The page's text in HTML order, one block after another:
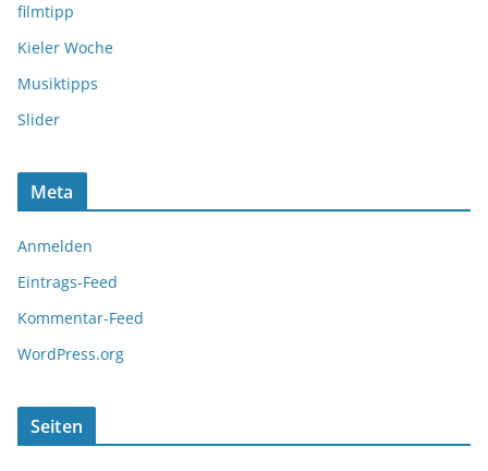
filmtipp
Kieler Woche
Musiktipps
Slider
Meta
Anmelden
Eintrags-Feed
Kommentar-Feed
WordPress.org
Seiten